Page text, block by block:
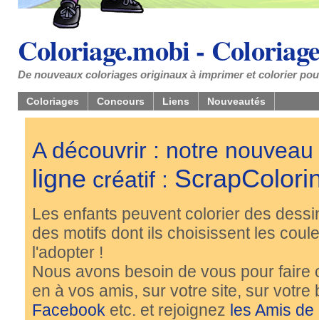
Coloriage.mobi -
De nouveaux coloriages originaux à imprimer et colorier
Coloriages Concours Liens Nouveautés
A découvrir : notre
ligne créatif :
Les enfants peuvent colorier des
des motifs dont ils choisissent les
l'adopter !
Nous avons besoin de vous pour
en à vos amis, sur votre site, sur
Facebook etc. et rejoignez les Amis